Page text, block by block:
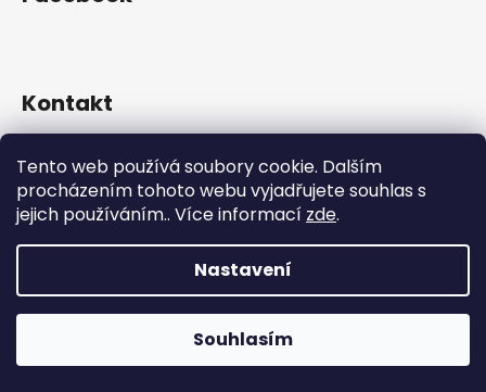
Tento web používá soubory cookie. Dalším
procházením tohoto webu vyjadřujete souhlas s
jejich používáním.. Více informací zde.
Nastavení
Souhlasím
Kontakt
+420 739 522 572
hookah_gang.cz/
Copyright 2026Hookah Gang. Všechna práva vyhrazena.